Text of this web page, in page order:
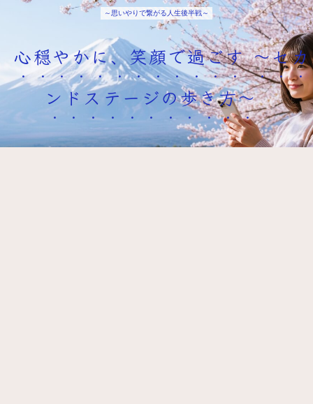
～思いやりで繋がる人生後半戦～
心穏やかに、笑顔で過ごす ～セカ
ンドステージの歩き方～